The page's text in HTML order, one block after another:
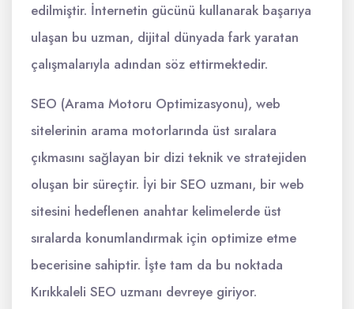
edilmiştir. İnternetin gücünü kullanarak başarıya
ulaşan bu uzman, dijital dünyada fark yaratan
çalışmalarıyla adından söz ettirmektedir.
SEO (Arama Motoru Optimizasyonu), web
sitelerinin arama motorlarında üst sıralara
çıkmasını sağlayan bir dizi teknik ve stratejiden
oluşan bir süreçtir. İyi bir SEO uzmanı, bir web
sitesini hedeflenen anahtar kelimelerde üst
sıralarda konumlandırmak için optimize etme
becerisine sahiptir. İşte tam da bu noktada
Kırıkkaleli SEO uzmanı devreye giriyor.